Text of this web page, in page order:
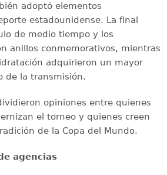
adoptó elementos
estadounidense. La final
de medio tiempo y los
anillos conmemorativos, mientras
adquirieron un mayor
de la transmisión.
opiniones entre quienes
el torneo y quienes creen
de la Copa del Mundo.
agencias